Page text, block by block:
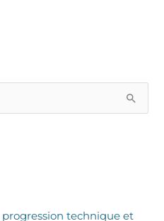
progression technique et